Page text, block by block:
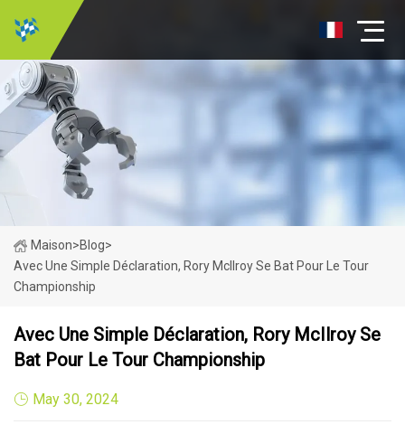
Maison>Blog>
Avec Une Simple Déclaration, Rory McIlroy Se Bat Pour Le Tour
Championship
Avec Une Simple Déclaration, Rory McIlroy Se
Bat Pour Le Tour Championship
May 30, 2024